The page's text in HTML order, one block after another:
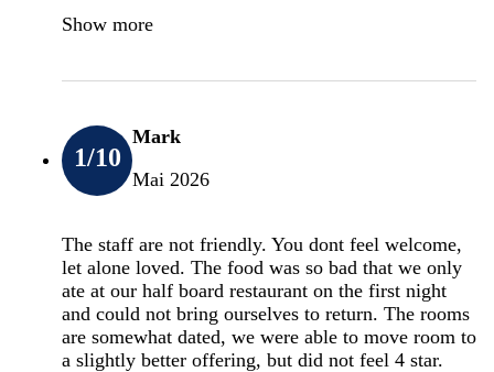
Show more
1/10
Mark
Mai 2026
The staff are not friendly. You dont feel welcome,
let alone loved. The food was so bad that we only
ate at our half board restaurant on the first night
and could not bring ourselves to return. The rooms
are somewhat dated, we were able to move room to
a slightly better offering, but did not feel 4 star.